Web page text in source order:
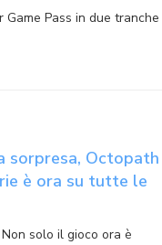
Pass in due tranche
sorpresa, Octopath
è ora su tutte le
solo il gioco ora è